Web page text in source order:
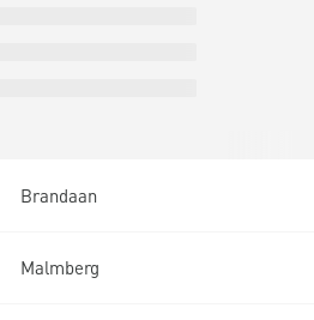
Brandaan
Malmberg